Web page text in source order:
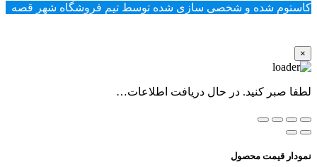
کاستوم شده و شخصی سازی شده توسط تیم فروشگاه شهر قصه
×
لطفا صبر کنید. در حال دریافت اطلاعات…
نمودار قیمت محصول